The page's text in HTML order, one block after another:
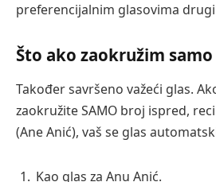
preferencijalnim glasovima
Što ako zaokružim
Također savršeno važeći glas.
zaokružite SAMO broj ispred,
(Ane Anić), vaš se glas
Kao glas za Anu Anić.